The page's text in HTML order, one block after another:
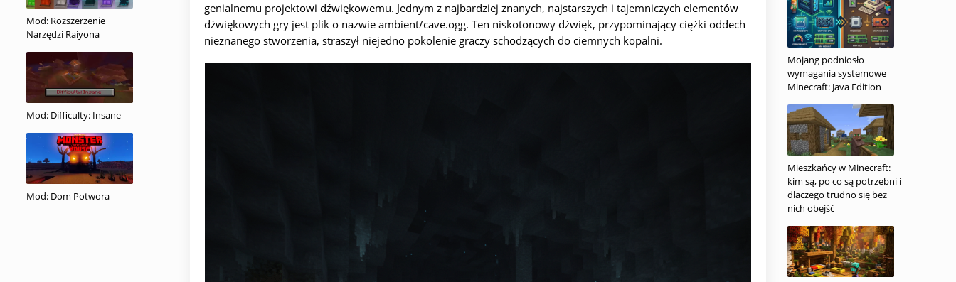
Mod: Rozszerzenie
Narzędzi Raiyona
Mod: Difficulty: Insane
Mod: Dom Potwora
genialnemu projektowi dźwiękowemu. Jednym z najbardziej znanych, najstarszych i tajemniczych elementów
dźwiękowych gry jest plik o nazwie ambient/cave.ogg. Ten niskotonowy dźwięk, przypominający ciężki oddech
nieznanego stworzenia, straszył niejedno pokolenie graczy schodzących do ciemnych kopalni.
Mojang podniosło
wymagania systemowe
Minecraft: Java Edition
Mieszkańcy w Minecraft:
kim są, po co są potrzebni i
dlaczego trudno się bez
nich obejść